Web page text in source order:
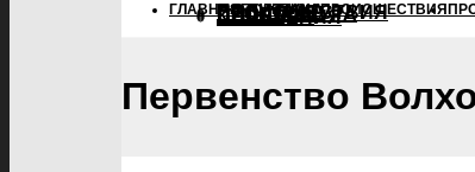
ГЛАВНАЯПОЛИТИКАПРОИСШЕСТВИЯ
ПОЛИТИКА
ПРОИСШЕСТВИЯ
ПРОКУРАТУРА
СПОРТ
КУЛЬТУРА
ПОСЕЛЕНИЯ
Первенство